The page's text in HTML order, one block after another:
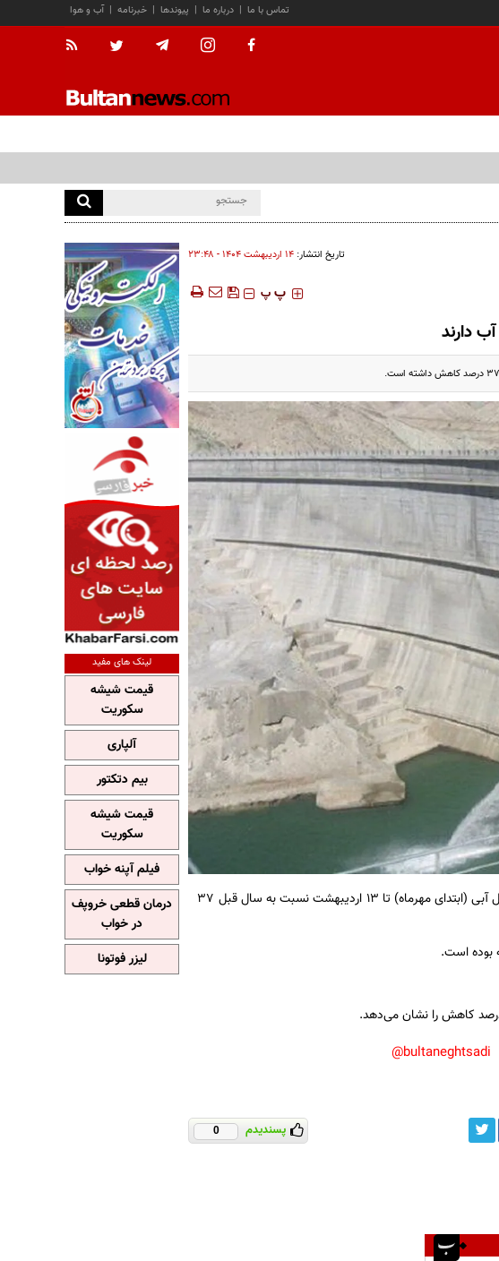
آب و هوا | خبرنامه | پیوندها | درباره ما | تماس با ما
تاریخ انتشار: ۱۴ ارديبهشت ۱۴۰۴ - ۲۳:۴۸
‍‍‍ پ پ
به نقل از ایسنا، میزان ورودی مخازن کل کشور از ابتدای سال آبی (ابتدای مهرماه) تا ۱۳ اردیبهشت نسبت به سال قبل ۳۷
bultaneghtsadi@
پسندیدم 0
لینک های مفید
قیمت شیشه
سکوریت
آلپاری
بیم دتکتور
قیمت شیشه
سکوریت
فیلم آپنه خواب
درمان قطعی خروپف
در خواب
لیزر فوتونا